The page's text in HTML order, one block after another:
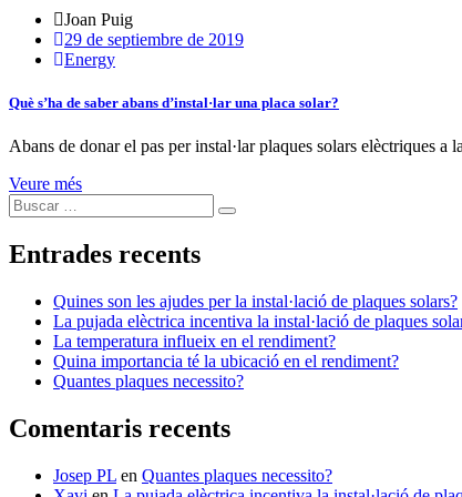
Joan Puig
29 de septiembre de 2019
Energy
Què s’ha de saber abans d’instal·lar una placa solar?
Abans de donar el pas per instal·lar plaques solars elèctriques
Veure més
Search
for:
Search
Entrades recents
Quines son les ajudes per la instal·lació de plaques solars?
La pujada elèctrica incentiva la instal·lació de plaques
La temperatura influeix en el rendiment?
Quina importancia té la ubicació en el rendiment?
Quantes plaques necessito?
Comentaris recents
Josep PL en Quantes plaques necessito?